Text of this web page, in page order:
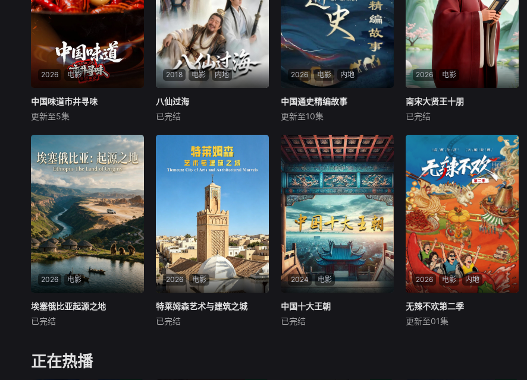
2026 电影
中国味道市井寻味
未知
《中国味道·市井寻味》走遍大
江南北，聚焦十组最接地气的
美食图景：从一锅乱炖的豪
迈，到明火直烤的奔放；从辣
度爆表的酣畅，到反差之味的
惊喜；从时令山野的鲜灵，到
下水全物的逆袭与入席。更有
舌尖上的非遗传承，
中国味道市井寻味
更新至5集
2018 电影 内地
八仙过海
未知
山东蓬莱海边的八仙石雕，承
载着家喻户晓的民间传神话。
八位身世各不相同的凡人，各
持法器得道成仙，流传下黄粱
一梦、倒骑毛驴等诸多趣闻，
其中最广为流传的八仙过海、
各显神通勇斗龙王的故事，不
仅是奇幻神话，更藏着古时百
姓对惩恶扬善、和而不同的美
好期盼。
八仙过海
已完结
2026 电影 内地
中国通史精编故事
未知
本片立足宏阔历史视野，系统
梳理自文明起源至1911年的中
国古代历史。在保留原作对统
一多民族国家形成及中华文明
发展主线的基础上，精编版进
一步优化叙事结构，聚焦历代
治乱兴衰的关键节点与历史人
物命运，强化内容的情节张力
与视听表现力。删削繁冗，力
求在严谨底色之上，生动揭示
历史演进的内在逻辑与规律，
为观众呈现一部脉络清晰、史
实翔实、引人入胜的影像中国
通史。
中国通史精编故事
更新至10集
2026 电影
南宋大贤王十朋
未知
聚焦南宋“状元贤守”王十朋，
以人物生平为轴、精神内核为
魂，串联其求学、治家、从
政、交友、寄情山水的完整人
生，既还原一位“清廉刚直、
勤民务实”的古代贤士形象，
又挖掘其思想与实践对当代的
现实意义，是兼具历
南宋大贤王十朋
已完结
2026 电影
埃塞俄比亚起源之地
未知
ot;非洲屋脊&amp;quot;与&a
mp;quot;人类起源的故乡&am
埃塞俄比亚起源之地
已完结
2026 电影
未知
特莱姆森艺术与建筑之城
已完结
2024 电影
中国十大王朝
未知
中国十大王朝
已完结
2026 电影 内地
无辣不欢第二季
未知
无辣不欢第二季
更新至01集
正在热播